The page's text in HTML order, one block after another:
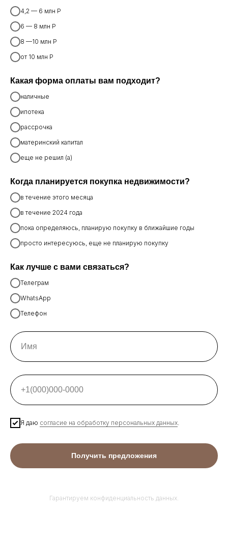
4,2 — 6 млн Р
6 — 8 млн Р
8 —10 млн Р
от 10 млн Р
Какая форма оплаты вам подходит?
наличные
ипотека
рассрочка
материнский капитал
еще не решил (а)
Когда планируется покупка недвижимости?
в течение этого месяца
в течение 2024 года
пока определяюсь, планирую покупку в ближайшие годы
просто интересуюсь, еще не планирую покупку
Как лучше с вами связаться?
Телеграм
WhatsApp
Телефон
Я даю согласие на обработку персональных данных
Получить предложения
Гарантируем конфиденциальность данных.